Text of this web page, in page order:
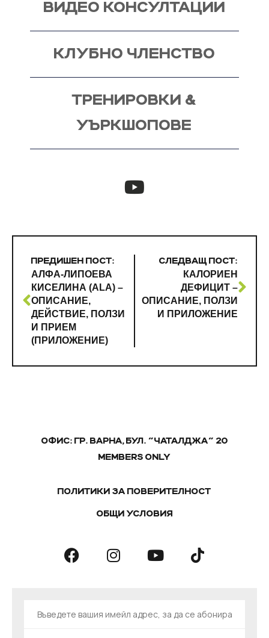
ВИДЕО КОНСУЛТАЦИИ
КЛУБНО ЧЛЕНСТВО
ТРЕНИРОВКИ &
УЪРКШОПОВЕ
ПРЕДИШЕН ПОСТ:
АЛФА-ЛИПОЕВА
КИСЕЛИНА (ALA) –
ОПИСАНИЕ,
ДЕЙСТВИЕ, ПОЛЗИ
И ПРИЕМ
(ПРИЛОЖЕНИЕ)
СЛЕДВАЩ ПОСТ:
КАЛОРИЕН
ДЕФИЦИТ –
ОПИСАНИЕ, ПОЛЗИ
И ПРИЛОЖЕНИЕ
ОФИС: ГР. ВАРНА, БУЛ. "ЧАТАЛДЖА" 20
MEMBERS ONLY
ПОЛИТИКИ ЗА ПОВЕРИТЕЛНОСТ
ОБЩИ УСЛОВИЯ